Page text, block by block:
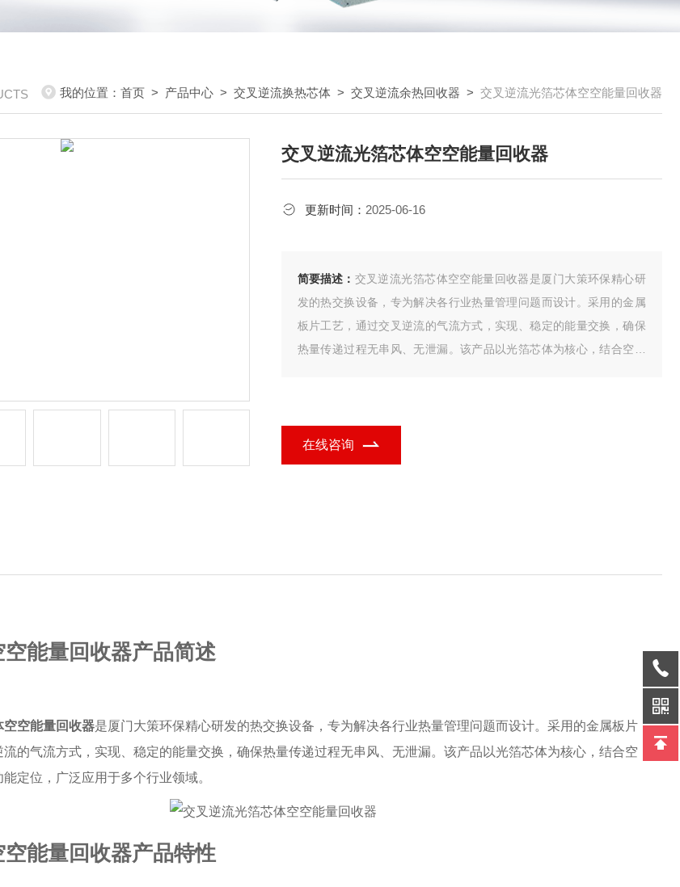
我的位置： 首页 > 产品中心 > 交叉逆流换热芯体 > 交叉逆流余热回收器 > 交叉逆流光箔芯体空空能量回收器
交叉逆流光箔芯体空空能量回收器
更新时间： 2025-06-16
简要描述： 交叉逆流光箔芯体空空能量回收器是厦门大策环保精心研
发的热交换设备，专为解决各行业热量管理问题而设计。采用的金属
板片工艺，通过交叉逆流的气流方式，实现、稳定的能量交换，确保
热量传递过程无串风、无泄漏。该产品以光箔芯体为核心，结合空空
在线咨询
能量回收器产品简述
空能量回收器是厦门大策环保精心研发的热交换设备，专为解决各行业热量管理问题而设计。采用的金属板片
流的气流方式，实现、稳定的能量交换，确保热量传递过程无串风、无泄漏。该产品以光箔芯体为核心，结合空
定位，广泛应用于多个行业领域。
能量回收器产品特性